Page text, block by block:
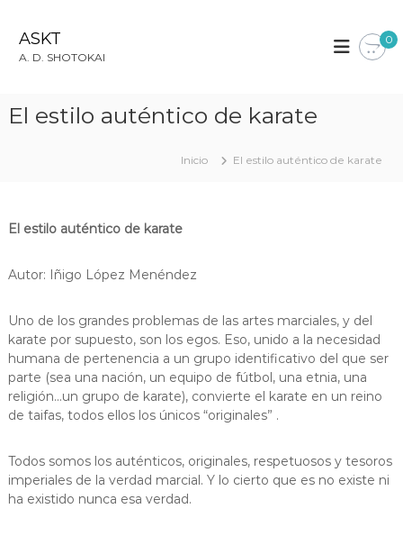
ASKT
A. D. SHOTOKAI
0
El estilo auténtico de karate
Inicio El estilo auténtico de karate
El estilo auténtico de karate
Autor: Iñigo López Menéndez
Uno de los grandes problemas de las artes marciales, y del
karate por supuesto, son los egos. Eso, unido a la necesidad
humana de pertenencia a un grupo identificativo del que ser
parte (sea una nación, un equipo de fútbol, una etnia, una
religión…un grupo de karate), convierte el karate en un reino
de taifas, todos ellos los únicos “originales” .
Todos somos los auténticos, originales, respetuosos y tesoros
imperiales de la verdad marcial. Y lo cierto que es no existe ni
ha existido nunca esa verdad.